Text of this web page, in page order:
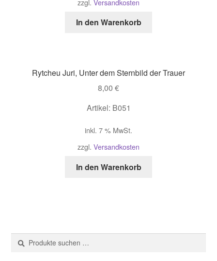
In den Warenkorb
Rytcheu Juri, Unter dem Sternbild der Trauer
8,00 €
Artikel: B051
inkl. 7 % MwSt.
zzgl. Versandkosten
In den Warenkorb
Suche
nach:
Suchen